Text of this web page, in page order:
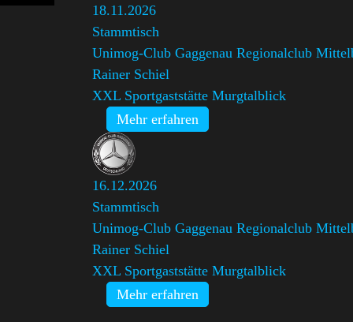
18.11.2026
Stammtisch
Unimog-Club Gaggenau Regionalclub
Rainer Schiel
XXL Sportgaststätte Murgtalblick
Mehr erfahren
16.12.2026
Stammtisch
Unimog-Club Gaggenau Regionalclub
Rainer Schiel
XXL Sportgaststätte Murgtalblick
Mehr erfahren